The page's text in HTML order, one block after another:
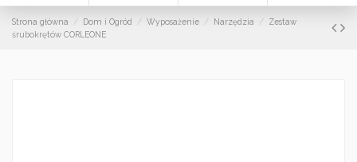
Strona główna Dom i Ogród Wyposażenie Narzędzia
Zestaw
śrubokrętów CORLEONE